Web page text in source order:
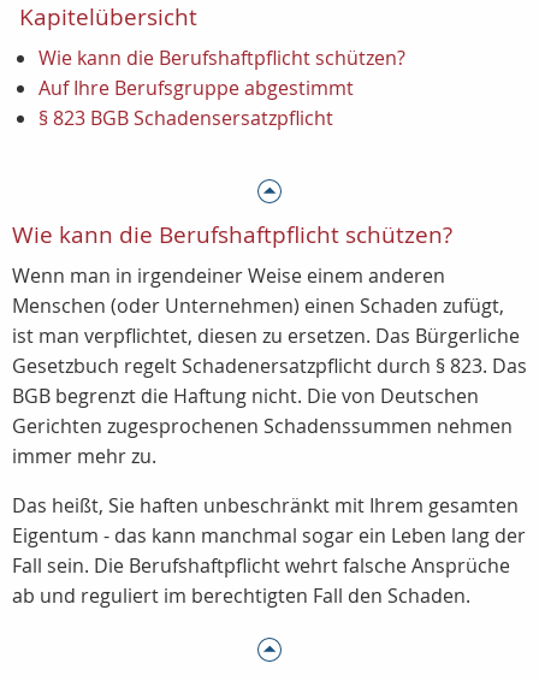
Kapitelübersicht
Wie kann die Berufshaftpflicht schützen?
Auf Ihre Berufsgruppe abgestimmt
§ 823 BGB Schadensersatzpflicht
Wie kann die Berufshaftpflicht schützen?
Wenn man in irgendeiner Weise einem anderen
Menschen (oder Unternehmen) einen Schaden zufügt,
ist man verpflichtet, diesen zu ersetzen. Das Bürgerliche
Gesetzbuch regelt Schadenersatzpflicht durch § 823. Das
BGB begrenzt die Haftung nicht. Die von Deutschen
Gerichten zugesprochenen Schadenssummen nehmen
immer mehr zu.
Das heißt, Sie haften unbeschränkt mit Ihrem gesamten
Eigentum - das kann manchmal sogar ein Leben lang der
Fall sein. Die Berufshaftpflicht wehrt falsche Ansprüche
ab und reguliert im berechtigten Fall den Schaden.